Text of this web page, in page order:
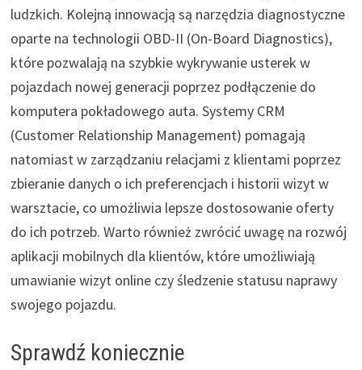
ludzkich. Kolejną innowacją są narzędzia diagnostyczne
oparte na technologii OBD-II (On-Board Diagnostics),
które pozwalają na szybkie wykrywanie usterek w
pojazdach nowej generacji poprzez podłączenie do
komputera pokładowego auta. Systemy CRM
(Customer Relationship Management) pomagają
natomiast w zarządzaniu relacjami z klientami poprzez
zbieranie danych o ich preferencjach i historii wizyt w
warsztacie, co umożliwia lepsze dostosowanie oferty
do ich potrzeb. Warto również zwrócić uwagę na rozwój
aplikacji mobilnych dla klientów, które umożliwiają
umawianie wizyt online czy śledzenie statusu naprawy
swojego pojazdu.
Sprawdź koniecznie